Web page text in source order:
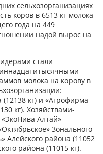
сельхозорганизациях
коров в 6513 кг молока
года на 449
надой вырос на
стали
молока на корову в
кг) и «Агрофирма
кг). Хозяйствами-
Алтай»
Зонального
Алейского района (11052
района (11015 кг).